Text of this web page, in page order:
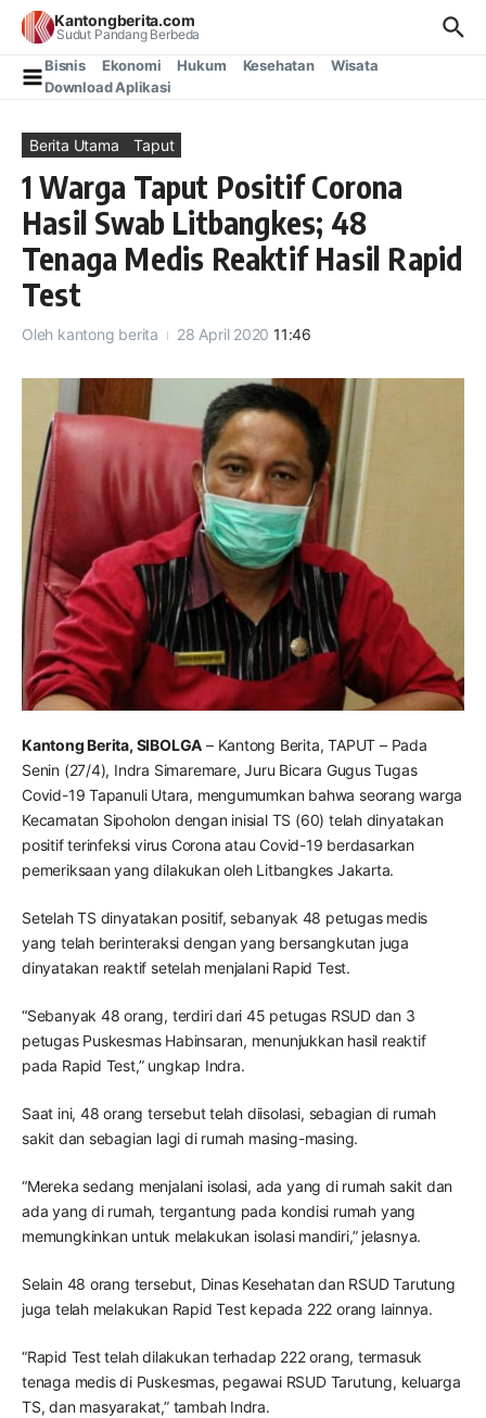
Lewati ke konten
Kantongberita.com
Sudut Pandang Berbeda
Bisnis Ekonomi Hukum Kesehatan
Wisata
Download Aplikasi
Berita Utama Taput
1 Warga Taput Positif Corona
Hasil Swab Litbangkes; 48
Tenaga Medis Reaktif Hasil Rapid
Test
Oleh kantong berita 28 April 202011:46
Kantong Berita, SIBOLGA – Kantong Berita, TAPUT – Pada
Senin (27/4), Indra Simaremare, Juru Bicara Gugus Tugas
Covid-19 Tapanuli Utara, mengumumkan bahwa seorang warga
Kecamatan Sipoholon dengan inisial TS (60) telah dinyatakan
positif terinfeksi virus Corona atau Covid-19 berdasarkan
pemeriksaan yang dilakukan oleh Litbangkes Jakarta.
Setelah TS dinyatakan positif, sebanyak 48 petugas medis
yang telah berinteraksi dengan yang bersangkutan juga
dinyatakan reaktif setelah menjalani Rapid Test.
“Sebanyak 48 orang, terdiri dari 45 petugas RSUD dan 3
petugas Puskesmas Habinsaran, menunjukkan hasil reaktif
pada Rapid Test,” ungkap Indra.
Saat ini, 48 orang tersebut telah diisolasi, sebagian di rumah
sakit dan sebagian lagi di rumah masing-masing.
“Mereka sedang menjalani isolasi, ada yang di rumah sakit dan
ada yang di rumah, tergantung pada kondisi rumah yang
memungkinkan untuk melakukan isolasi mandiri,” jelasnya.
Selain 48 orang tersebut, Dinas Kesehatan dan RSUD Tarutung
juga telah melakukan Rapid Test kepada 222 orang lainnya.
“Rapid Test telah dilakukan terhadap 222 orang, termasuk
tenaga medis di Puskesmas, pegawai RSUD Tarutung, keluarga
TS, dan masyarakat,” tambah Indra.